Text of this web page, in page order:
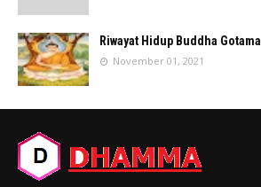
Riwayat Hidup Buddha Gotama
November 01, 2021